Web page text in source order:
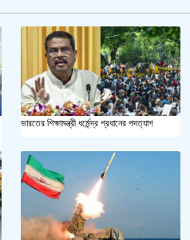
ভারতের শিক্ষামন্ত্রী ধর্মেন্দ্র প্রধানের পদত্যাগ